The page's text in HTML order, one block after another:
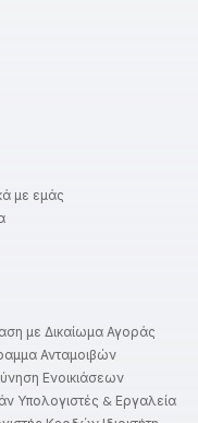
με εμάς
με Δικαίωμα Αγοράς
Ανταμοιβών
Ενοικιάσεων
Υπολογιστές & Εργαλεία